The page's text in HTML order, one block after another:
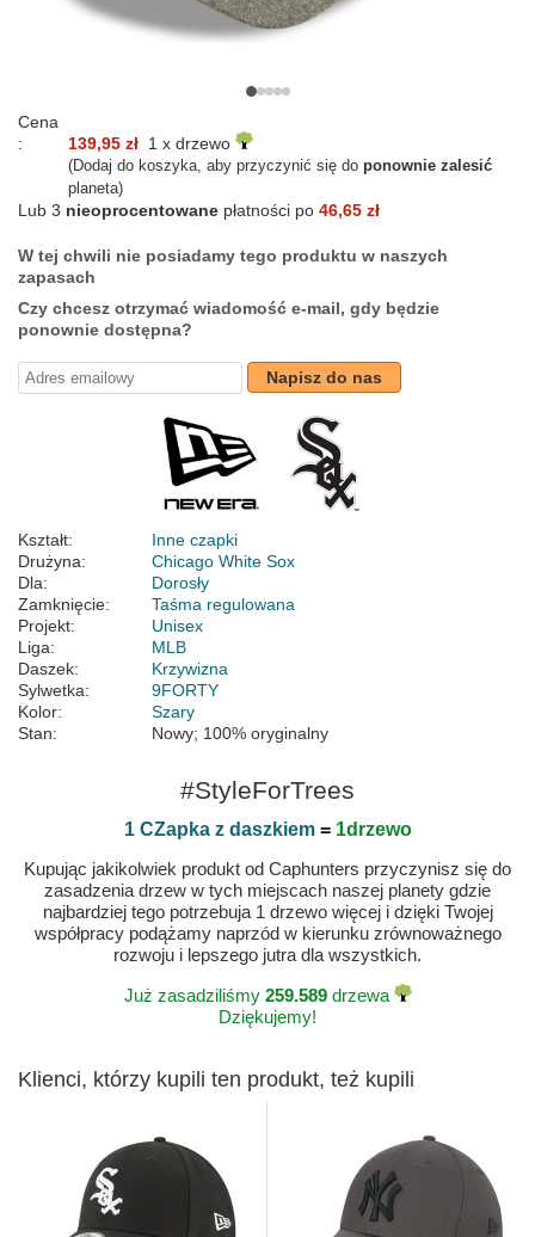
Cena
:
139,95 zł 1 x drzewo
(Dodaj do koszyka, aby przyczynić się do ponownie zalesić
planeta)
Lub 3 nieoprocentowane płatności po 46,65 zł
W tej chwili nie posiadamy tego produktu w naszych
zapasach
Czy chcesz otrzymać wiadomość e-mail, gdy będzie
ponownie dostępna?
Napisz do nas
Kształt:
Inne czapki
Drużyna:
Chicago White Sox
Dla:
Dorosły
Zamknięcie:
Taśma regulowana
Projekt:
Unisex
Liga:
MLB
Daszek:
Krzywizna
Sylwetka:
9FORTY
Kolor:
Szary
Stan:
Nowy; 100% oryginalny
#StyleForTrees
1 CZapka z daszkiem= 1drzewo
Kupując jakikolwiek produkt od Caphunters przyczynisz się do
zasadzenia drzew w tych miejscach naszej planety gdzie
najbardziej tego potrzebuja 1 drzewo więcej i dzięki Twojej
współpracy podążamy naprzód w kierunku zrównoważnego
rozwoju i lepszego jutra dla wszystkich.
Już zasadziliśmy 259.589drzewa
Dziękujemy!
Klienci, którzy kupili ten produkt, też kupili